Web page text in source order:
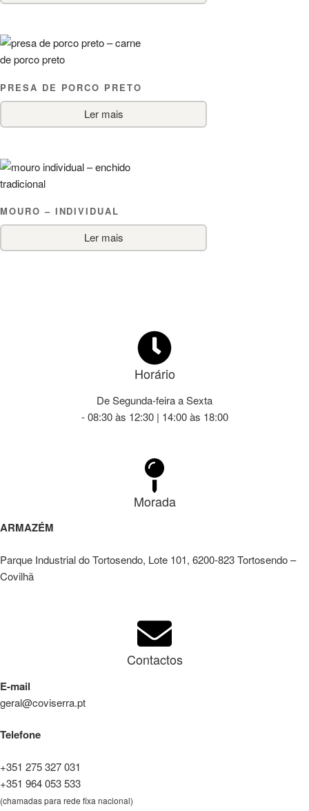
PRESA DE PORCO PRETO
Ler mais
MOURO – INDIVIDUAL
Ler mais
Horário
De Segunda-feira a Sexta
- 08:30 às 12:30 | 14:00 às 18:00
Morada
ARMAZÉM
Parque Industrial do Tortosendo, Lote 101, 6200-823 Tortosendo –
Covilhã
Contactos
E-mail
geral@coviserra.pt
Telefone
+351 275 327 031
+351 964 053 533
(chamadas para rede fixa nacional)